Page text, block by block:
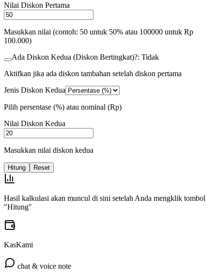
Nilai Diskon Pertama
Masukkan nilai (contoh: 50 untuk 50% atau 100000 untuk Rp
100.000)
Ada Diskon Kedua (Diskon Bertingkat)?: Tidak
Aktifkan jika ada diskon tambahan setelah diskon pertama
Jenis Diskon Kedua
Pilih persentase (%) atau nominal (Rp)
Nilai Diskon Kedua
Masukkan nilai diskon kedua
Hitung Reset
Hasil kalkulasi akan muncul di sini setelah Anda mengklik tombol
"Hitung"
KasKami
chat & voice note